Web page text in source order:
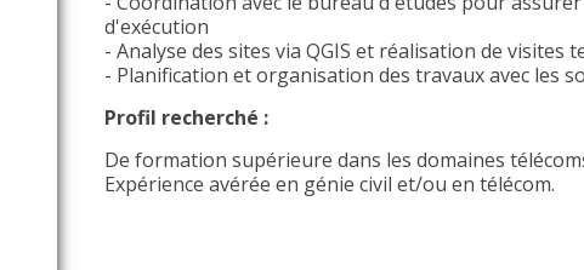
d'exécution
- Analyse des sites via QGIS et réalisation de visites
- Planification et organisation des travaux avec les
Profil recherché :
De formation supérieure dans les domaines
Expérience avérée en génie civil et/ou en télécom.